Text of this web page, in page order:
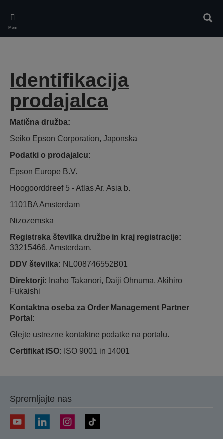
main
content
Meni
Identifikacija
prodajalca
Matična družba:
Seiko Epson Corporation, Japonska
Podatki o prodajalcu:
Epson Europe B.V.
Hoogoorddreef 5 - Atlas Ar. Asia b.
1101BA Amsterdam
Nizozemska
Registrska številka družbe in kraj registracije:
33215466, Amsterdam.
DDV številka: NL008746552B01
Direktorji: Inaho Takanori, Daiji Ohnuma, Akihiro
Fukaishi
Kontaktna oseba za Order Management Partner
Portal:
Glejte ustrezne kontaktne podatke na portalu.
Certifikat ISO: ISO 9001 in 14001
Spremljajte nas